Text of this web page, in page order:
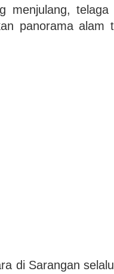
menjulang,
panorama alam
di Sarangan